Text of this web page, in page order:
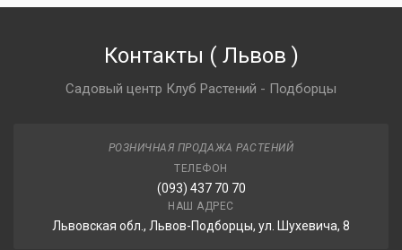
Контакты ( Львов )
Садовый центр Клуб Растений - Подборцы
РОЗНИЧНАЯ ПРОДАЖА РАСТЕНИЙ
ТЕЛЕФОН
(093) 437 70 70
НАШ АДРЕС
Львовская обл., Львов-Подборцы, ул. Шухевича, 8